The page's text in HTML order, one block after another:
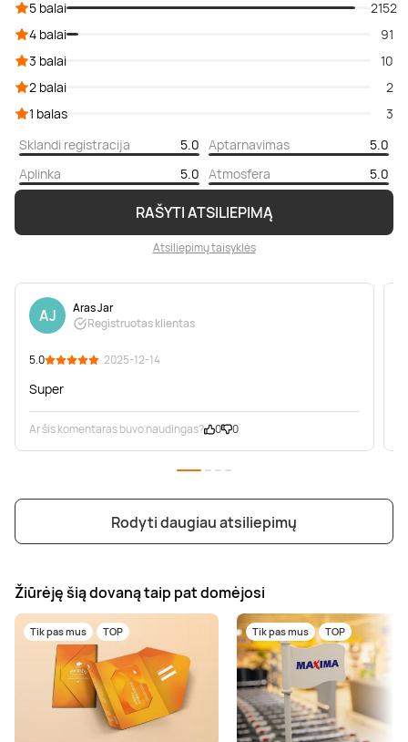
RAŠYTI ATSILIEPIMĄ
Atsiliepimų taisyklės
5 balai
2152
4 balai
91
3 balai
10
2 balai
2
1 balas
3
Sklandi registracija
5.0 Aptarnavimas
5.0
Aplinka
5.0 Atmosfera 5.0
AJ
Aras Jar
Registruotas klientas
5.0 · 2025-12-14
Super
Ar šis komentaras buvo naudingas? 0 0
Rodyti daugiau atsiliepimų
Žiūrėję šią dovaną taip pat domėjosi
Tik pas mus TOP Tik pas mus TOP